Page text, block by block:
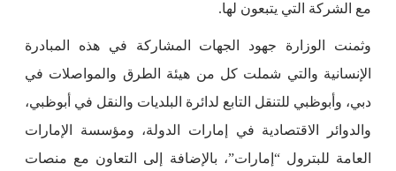
مع الشركة التي يتبعون لها.
وثمنت الوزارة جهود الجهات المشاركة في هذه المبادرة
الإنسانية والتي شملت كل من هيئة الطرق والمواصلات في
دبي، وأبوظبي للتنقل التابع لدائرة البلديات والنقل في أبوظبي،
والدوائر الاقتصادية في إمارات الدولة، ومؤسسة الإمارات
العامة للبترول “إمارات”، بالإضافة إلى التعاون مع منصات